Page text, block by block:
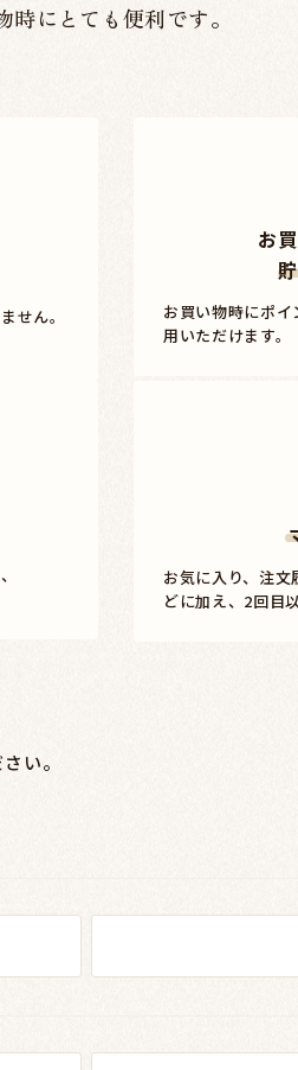
にとても便利です。
せん。
お
お買い物時にポ
用いただけます。
お気に入り、注
どに加え、2回目
い。